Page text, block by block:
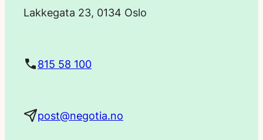
Lakkegata 23, 0134 Oslo
815 58 100
post@negotia.no